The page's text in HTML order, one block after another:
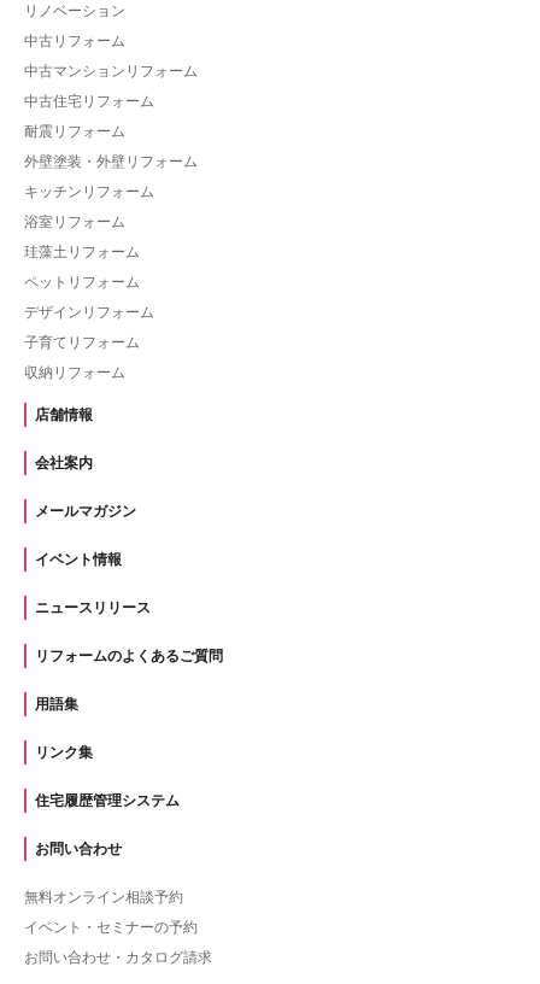
リノベーション
中古リフォーム
中古マンションリフォーム
中古住宅リフォーム
耐震リフォーム
外壁塗装・外壁リフォーム
キッチンリフォーム
浴室リフォーム
珪藻土リフォーム
ペットリフォーム
デザインリフォーム
子育てリフォーム
収納リフォーム
店舗情報
会社案内
メールマガジン
イベント情報
ニュースリリース
リフォームのよくあるご質問
用語集
リンク集
住宅履歴管理システム
お問い合わせ
無料オンライン相談予約
イベント・セミナーの予約
お問い合わせ・カタログ請求